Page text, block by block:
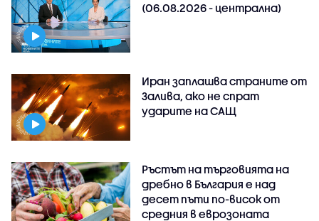
(06.08.2026 - централна)
Иран заплашва страните от
Залива, ако не спрат
ударите на САЩ
Ръстът на търговията на
дребно в България е над
десет пъти по-висок от
средния в еврозоната